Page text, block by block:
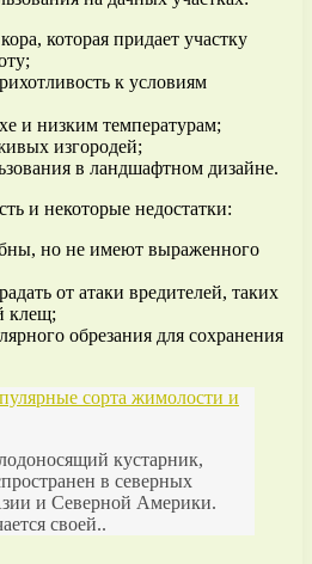
которая придает участку
к условиям
и низким температурам;
изгородей;
в ландшафтном дизайне.
и некоторые недостатки:
но не имеют выраженного
от атаки вредителей, таких
клещ;
обрезания для сохранения
сорта жимолости и
кустарник,
в северных
и Северной Америки.
своей..